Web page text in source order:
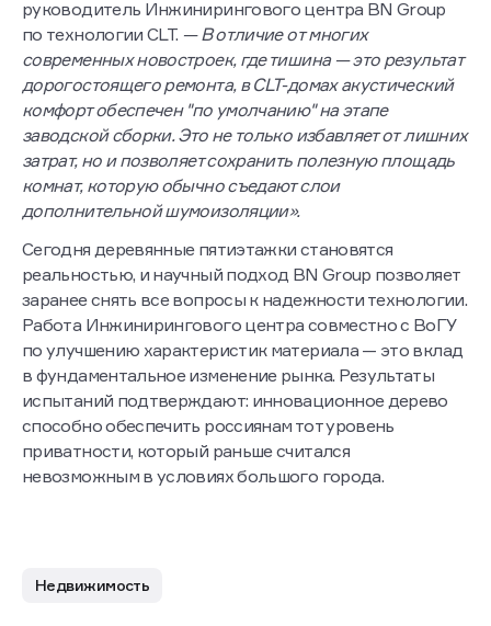
руководитель Инжинирингового центра BN Group
по технологии CLT. — В отличие от многих
современных новостроек, где тишина — это результат
дорогостоящего ремонта, в CLT-домах акустический
комфорт обеспечен "по умолчанию" на этапе
заводской сборки. Это не только избавляет от лишних
затрат, но и позволяет сохранить полезную площадь
комнат, которую обычно съедают слои
дополнительной шумоизоляции».
Сегодня деревянные пятиэтажки становятся
реальностью, и научный подход BN Group позволяет
заранее снять все вопросы к надежности технологии.
Работа Инжинирингового центра совместно с ВоГУ
по улучшению характеристик материала — это вклад
в фундаментальное изменение рынка. Результаты
испытаний подтверждают: инновационное дерево
способно обеспечить россиянам тот уровень
приватности, который раньше считался
невозможным в условиях большого города.
Недвижимость